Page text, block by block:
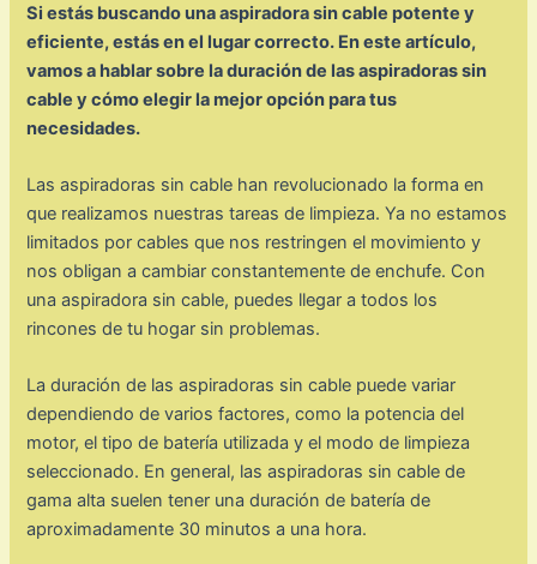
Si estás buscando una aspiradora sin cable potente y
eficiente, estás en el lugar correcto. En este artículo,
vamos a hablar sobre la duración de las aspiradoras sin
cable y cómo elegir la mejor opción para tus
necesidades.
Las aspiradoras sin cable han revolucionado la forma en
que realizamos nuestras tareas de limpieza. Ya no estamos
limitados por cables que nos restringen el movimiento y
nos obligan a cambiar constantemente de enchufe. Con
una aspiradora sin cable, puedes llegar a todos los
rincones de tu hogar sin problemas.
La duración de las aspiradoras sin cable puede variar
dependiendo de varios factores, como la potencia del
motor, el tipo de batería utilizada y el modo de limpieza
seleccionado. En general, las aspiradoras sin cable de
gama alta suelen tener una duración de batería de
aproximadamente 30 minutos a una hora.